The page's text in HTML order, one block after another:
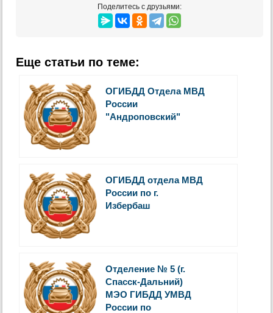
Поделитесь с друзьями:
Еще статьи по теме:
ОГИБДД Отдела МВД
России
"Андроповский"
ОГИБДД отдела МВД
России по г.
Избербаш
Отделение № 5 (г.
Спасск-Дальний)
МЭО ГИБДД УМВД
России по